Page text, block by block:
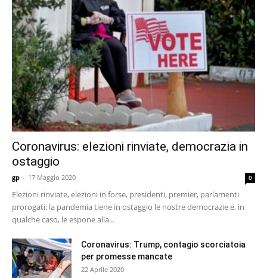
Coronavirus: elezioni rinviate, democrazia in
ostaggio
gp - 17 Maggio 2020 0
Elezioni rinviate, elezioni in forse, presidenti, premier, parlamenti
prorogati: la pandemia tiene in ostaggio le nostre democrazie e, in
qualche caso, le espone alla...
Coronavirus: Trump, contagio scorciatoia
per promesse mancate
22 Aprile 2020